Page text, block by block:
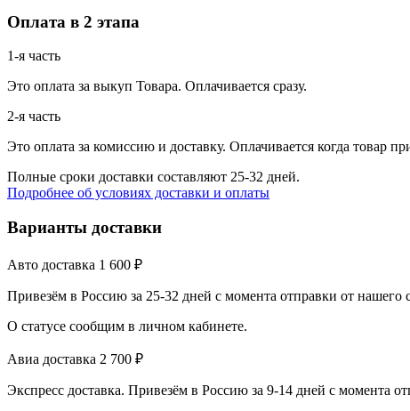
Оплата в 2 этапа
1-я часть
Это оплата за выкуп Товара. Оплачивается сразу.
2-я часть
Это оплата за комиссию и доставку. Оплачивается когда товар
Полные сроки доставки составляют 25-32 дней.
Подробнее об условиях доставки и оплаты
Варианты доставки
Авто доставка 1 600 ₽
Привезём в Россию за 25-32 дней с момента отправки от
О статусе сообщим в личном кабинете.
Авиа доставка 2 700 ₽
Экспресс доставка. Привезём в Россию за 9-14 дней с момента